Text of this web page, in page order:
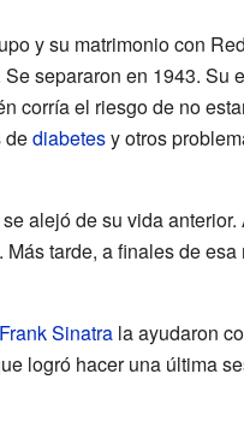
y su matrimonio con
separaron en 1943. Su
corría el riesgo de no
dediabetesy otros
alejó de su vida
Más tarde, a finales de esa
Frank Sinatrala ayudaron
logró hacer una última